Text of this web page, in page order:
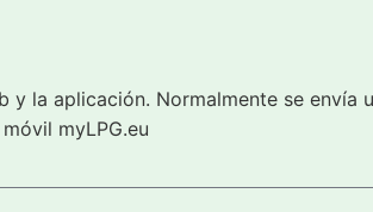
la aplicación. Normalmente se envía
myLPG.eu